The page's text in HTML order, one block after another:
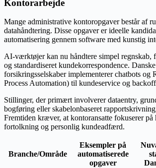
Kontorarbejde
Mange administrative kontoropgaver består af
datahåndtering. Disse opgaver er ideelle
automatisering gennem software med kunstig
AI-værktøjer kan nu håndtere simpel regnskab,
og standardiseret kundekorrespondence.
forsikringsselskaber implementerer chatbots og
Process Automation) til kundeservice og
Stillinger, der primært involverer dataentry,
bogføring eller skabelonbaseret
Fremtiden kræver, at kontoransatte fokuserer på
fortolkning og personlig kundeadfærd.
Branche/Område
Eksempler på
automatiserede
opgaver